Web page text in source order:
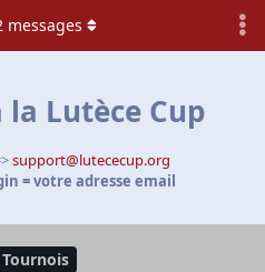
la Lutèce Cup
support@lutececup.org
= votre adresse email
Tournois
messages